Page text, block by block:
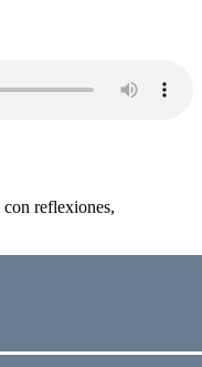
reflexiones,